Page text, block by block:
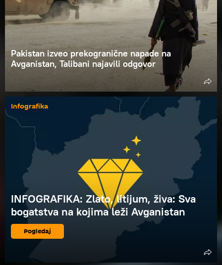
Pakistan izveo prekogranične napade na
Avganistan, Talibani najavili odgovor
INFOGRAFIKA: Zlato, litijum, živa: Sva
bogatstva na kojima leži Avganistan
Infografika
Pogledaj